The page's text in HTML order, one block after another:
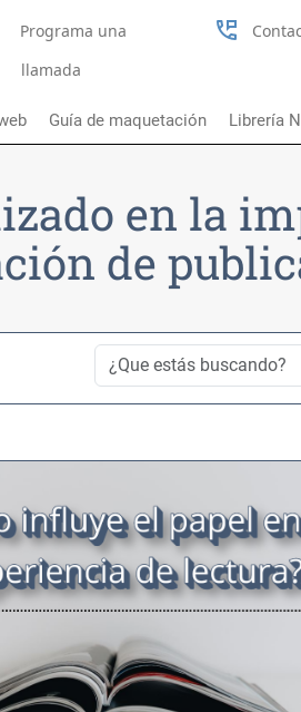
Programa una
llamada
perm_phone_msg
Guía de maquetación Librería
en la
de